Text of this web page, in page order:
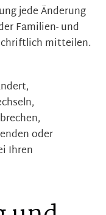
jede Änderung
Familien- und
mitteilen.
oder
Ihren